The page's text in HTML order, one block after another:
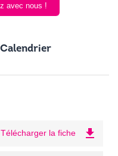
avec nous !
Télécharger la fiche file_download